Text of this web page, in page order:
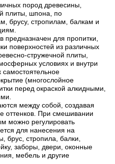
пород древесины,
плиты, шпона, по
брусу, стропилам, балкам и
предназначен для пропитки,
поверхностей из различных
стружечной плиты,
условиях и внутри
(многослойное
перед окраской алкидными,
между собой, создавая
оттенков. При смешивании
можно регулировать
для нанесения на
брус, стропила, балки,
заборы, двери, оконные
мебель и другие